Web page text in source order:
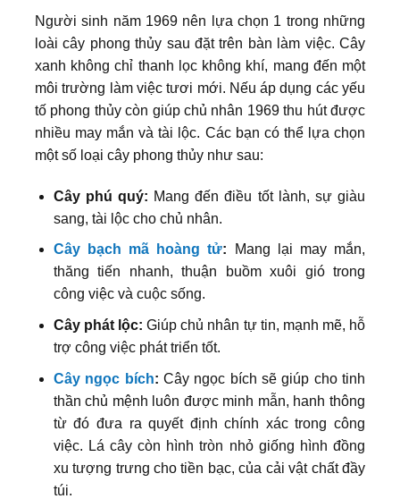
Người sinh năm 1969 nên lựa chọn 1 trong những
loài cây phong thủy sau đặt trên bàn làm việc. Cây
xanh không chỉ thanh lọc không khí, mang đến một
môi trường làm việc tươi mới. Nếu áp dụng các yếu
tố phong thủy còn giúp chủ nhân 1969 thu hút được
nhiều may mắn và tài lộc. Các bạn có thể lựa chọn
một số loại cây phong thủy như sau:
Cây phú quý: Mang đến điều tốt lành, sự giàu
sang, tài lộc cho chủ nhân.
Cây bạch mã hoàng tử: Mang lại may mắn,
thăng tiến nhanh, thuận buồm xuôi gió trong
công việc và cuộc sống.
Cây phát lộc: Giúp chủ nhân tự tin, mạnh mẽ, hỗ
trợ công việc phát triển tốt.
Cây ngọc bích: Cây ngọc bích sẽ giúp cho tinh
thần chủ mệnh luôn được minh mẫn, hanh thông
từ đó đưa ra quyết định chính xác trong công
việc. Lá cây còn hình tròn nhỏ giống hình đồng
xu tượng trưng cho tiền bạc, của cải vật chất đầy
túi.